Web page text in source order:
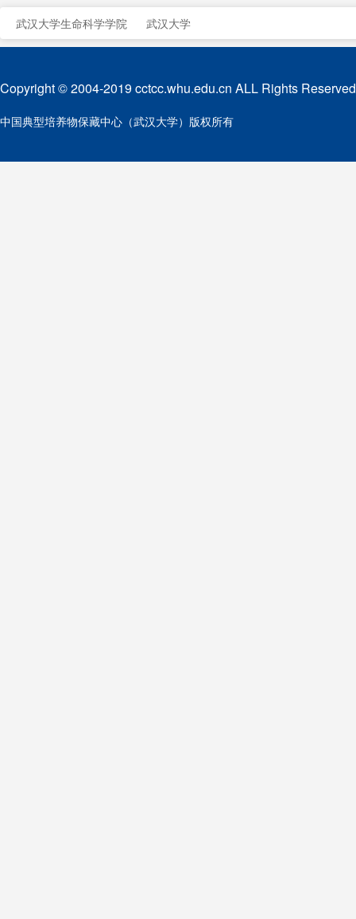
武汉大学生命科学学院
武汉大学
Copyright © 2004-2019 cctcc.whu.edu.cn ALL Rights
中国典型培养物保藏中心（武汉大学）版权所有